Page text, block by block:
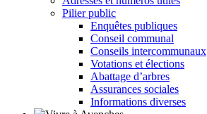
Pilier public
Enquêtes publiques
Conseil communal
Conseils intercommunaux
Votations et élections
Abattage d’arbres
Assurances sociales
Informations diverses